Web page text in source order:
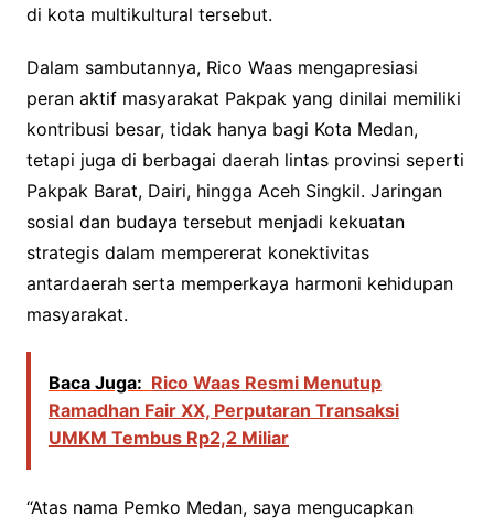
di kota multikultural tersebut.
Dalam sambutannya, Rico Waas mengapresiasi
peran aktif masyarakat Pakpak yang dinilai memiliki
kontribusi besar, tidak hanya bagi Kota Medan,
tetapi juga di berbagai daerah lintas provinsi seperti
Pakpak Barat, Dairi, hingga Aceh Singkil. Jaringan
sosial dan budaya tersebut menjadi kekuatan
strategis dalam mempererat konektivitas
antardaerah serta memperkaya harmoni kehidupan
masyarakat.
Baca Juga: Rico Waas Resmi Menutup
Ramadhan Fair XX, Perputaran Transaksi
UMKM Tembus Rp2,2 Miliar
“Atas nama Pemko Medan, saya mengucapkan